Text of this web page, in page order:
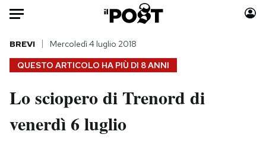
Auto
HOME
Italia
Mondo
Politica
Moda
QUESTO ARTICOLO HA PIÙ DI 8 ANNI
BREVI Mercoledì 4 luglio 2018
Lo sciopero di Trenord di
venerdì 6 luglio